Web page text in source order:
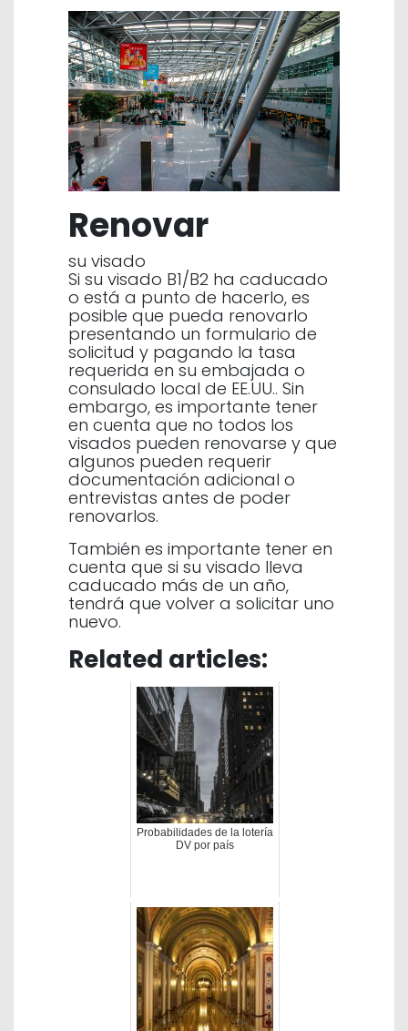
Renovar
su visado
Si su visado B1/B2 ha caducado
o está a punto de hacerlo, es
posible que pueda renovarlo
presentando un formulario de
solicitud y pagando la tasa
requerida en su embajada o
consulado local de EE.UU.. Sin
embargo, es importante tener
en cuenta que no todos los
visados pueden renovarse y que
algunos pueden requerir
documentación adicional o
entrevistas antes de poder
renovarlos.
También es importante tener en
cuenta que si su visado lleva
caducado más de un año,
tendrá que volver a solicitar uno
nuevo.
Related articles:
Probabilidades de la lotería
DV por país